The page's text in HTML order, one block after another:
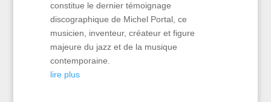
constitue le dernier témoignage
discographique de Michel Portal, ce
musicien, inventeur, créateur et figure
majeure du jazz et de la musique
contemporaine.
lire plus